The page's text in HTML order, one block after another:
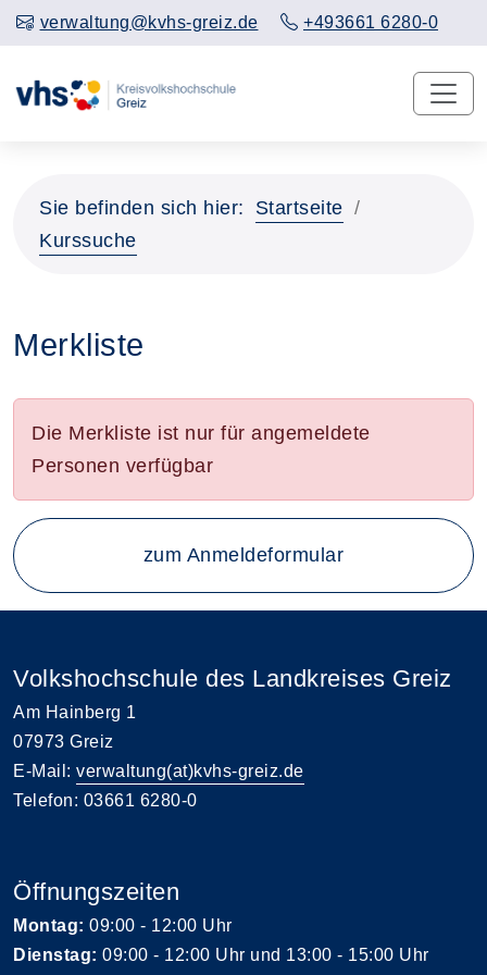
verwaltung@kvhs-greiz.de +493661 6280-0
Sie befinden sich hier:
Startseite
Kurssuche
Merkliste
Die Merkliste ist nur für angemeldete
Personen verfügbar
zum Anmeldeformular
Volkshochschule des Landkreises Greiz
Am Hainberg 1
07973 Greiz
E-Mail: verwaltung(at)kvhs-greiz.de
Telefon: 03661 6280-0
Öffnungszeiten
Montag: 09:00 - 12:00 Uhr
Dienstag: 09:00 - 12:00 Uhr und 13:00 - 15:00 Uhr